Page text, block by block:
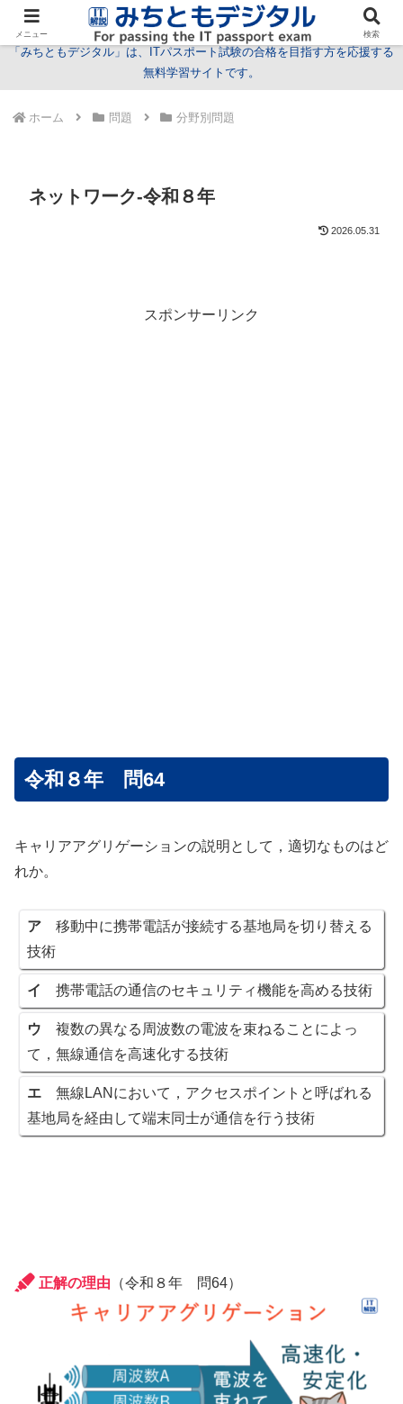
試験情報 学習方法 用語 問題 特集 お問い合わせ
「みちともデジタル」は、ITパスポート試験の合格を目指す方を応援する
無料学習サイトです。
ホーム 問題 分野別問題
ネットワーク-令和８年
2026.05.31
スポンサーリンク
令和８年 問64
キャリアアグリゲーションの説明として，適切なものはど
れか。
ア 移動中に携帯電話が接続する基地局を切り替える
技術
イ 携帯電話の通信のセキュリティ機能を高める技術
ウ 複数の異なる周波数の電波を束ねることによっ
て，無線通信を高速化する技術
エ 無線LANにおいて，アクセスポイントと呼ばれる
基地局を経由して端末同士が通信を行う技術
正解の理由 （令和８年 問64）
メニュー 検索